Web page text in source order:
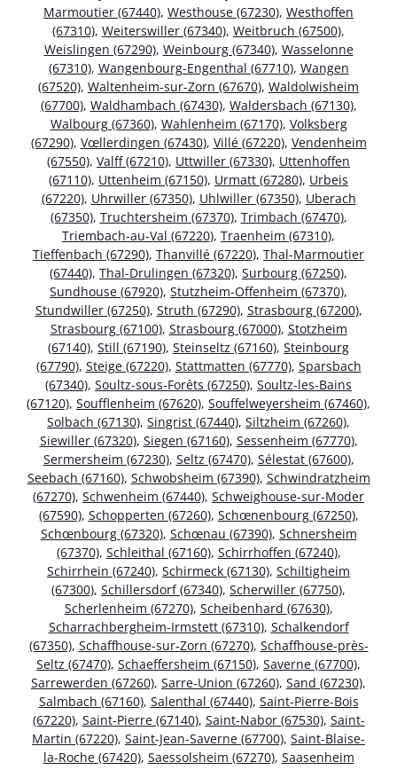
Marmoutier (67440), Westhouse (67230), Westhoffen
(67310), Weiterswiller (67340), Weitbruch (67500),
Weislingen (67290), Weinbourg (67340), Wasselonne
(67310), Wangenbourg-Engenthal (67710), Wangen
(67520), Waltenheim-sur-Zorn (67670), Waldolwisheim
(67700), Waldhambach (67430), Waldersbach (67130),
Walbourg (67360), Wahlenheim (67170), Volksberg
(67290), Vœllerdingen (67430), Villé (67220), Vendenheim
(67550), Valff (67210), Uttwiller (67330), Uttenhoffen
(67110), Uttenheim (67150), Urmatt (67280), Urbeis
(67220), Uhrwiller (67350), Uhlwiller (67350), Uberach
(67350), Truchtersheim (67370), Trimbach (67470),
Triembach-au-Val (67220), Traenheim (67310),
Tieffenbach (67290), Thanvillé (67220), Thal-Marmoutier
(67440), Thal-Drulingen (67320), Surbourg (67250),
Sundhouse (67920), Stutzheim-Offenheim (67370),
Stundwiller (67250), Struth (67290), Strasbourg (67200),
Strasbourg (67100), Strasbourg (67000), Stotzheim
(67140), Still (67190), Steinseltz (67160), Steinbourg
(67790), Steige (67220), Stattmatten (67770), Sparsbach
(67340), Soultz-sous-Forêts (67250), Soultz-les-Bains
(67120), Soufflenheim (67620), Souffelweyersheim (67460),
Solbach (67130), Singrist (67440), Siltzheim (67260),
Siewiller (67320), Siegen (67160), Sessenheim (67770),
Sermersheim (67230), Seltz (67470), Sélestat (67600),
Seebach (67160), Schwobsheim (67390), Schwindratzheim
(67270), Schwenheim (67440), Schweighouse-sur-Moder
(67590), Schopperten (67260), Schœnenbourg (67250),
Schœnbourg (67320), Schœnau (67390), Schnersheim
(67370), Schleithal (67160), Schirrhoffen (67240),
Schirrhein (67240), Schirmeck (67130), Schiltigheim
(67300), Schillersdorf (67340), Scherwiller (67750),
Scherlenheim (67270), Scheibenhard (67630),
Scharrachbergheim-Irmstett (67310), Schalkendorf
(67350), Schaffhouse-sur-Zorn (67270), Schaffhouse-près-
Seltz (67470), Schaeffersheim (67150), Saverne (67700),
Sarrewerden (67260), Sarre-Union (67260), Sand (67230),
Salmbach (67160), Salenthal (67440), Saint-Pierre-Bois
(67220), Saint-Pierre (67140), Saint-Nabor (67530), Saint-
Martin (67220), Saint-Jean-Saverne (67700), Saint-Blaise-
la-Roche (67420), Saessolsheim (67270), Saasenheim